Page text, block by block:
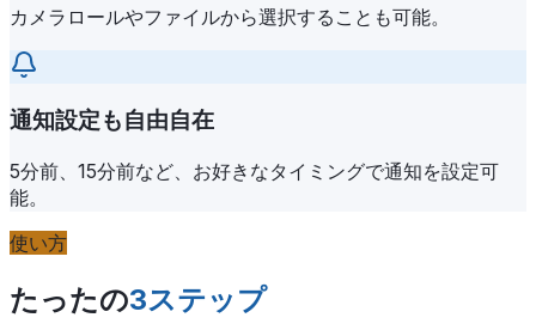
カメラロールやファイルから選択することも可能。
通知設定も自由自在
5分前、15分前など、お好きなタイミングで通知を設定可
能。
使い方
たったの3ステップ